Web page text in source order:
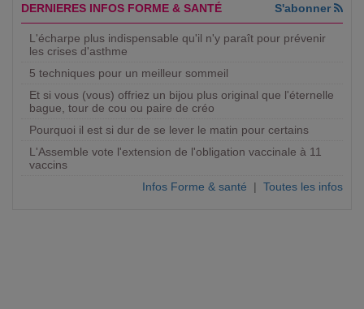
DERNIERES INFOS FORME & SANTÉ S'abonner
L'écharpe plus indispensable qu'il n'y paraît pour prévenir
les crises d'asthme
5 techniques pour un meilleur sommeil
Et si vous (vous) offriez un bijou plus original que l'éternelle
bague, tour de cou ou paire de créo
Pourquoi il est si dur de se lever le matin pour certains
L'Assemble vote l'extension de l'obligation vaccinale à 11
vaccins
Infos Forme & santé | Toutes les infos